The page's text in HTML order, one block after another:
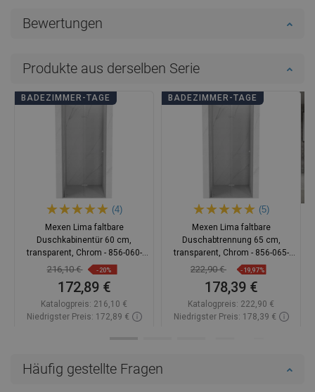
Häufig gestellte Fragen
Bewertungen
Produkte aus derselben Serie
BADEZIMMER-TAGE
(4)
Mexen Lima faltbare
Duschkabinentür 60 cm,
transparent, Chrom - 856-060-
000-01-00
216,10 € -20%
172,89 €
Katalogpreis: 216,10 €
Niedrigster Preis: 172,89 €
BADEZIMMER-TAGE
(5)
Mexen Lima faltbare
Duschabtrennung 65 cm,
transparent, Chrom - 856-065-
000-01-00
222,90 € -19,97%
178,39 €
Katalogpreis: 222,90 €
Niedrigster Preis: 178,39 €